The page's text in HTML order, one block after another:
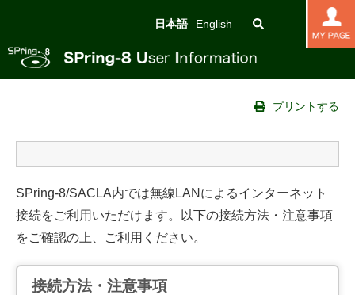
日本語 English
プリントする
SPring-8/SACLA内では無線LANによるインターネット
接続をご利用いただけます。以下の接続方法・注意事項
をご確認の上、ご利用ください。
接続方法・注意事項